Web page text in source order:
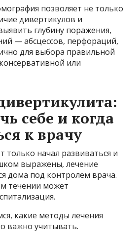
позволяет не только
дивертикулов и
глубину поражения,
— абсцессов, перфораций,
для выбора правильной
или
себе и когда
к врачу
только начал развиваться и
выражены, лечение
дома под контролем врача.
течении может
какие методы лечения
важно учитывать.